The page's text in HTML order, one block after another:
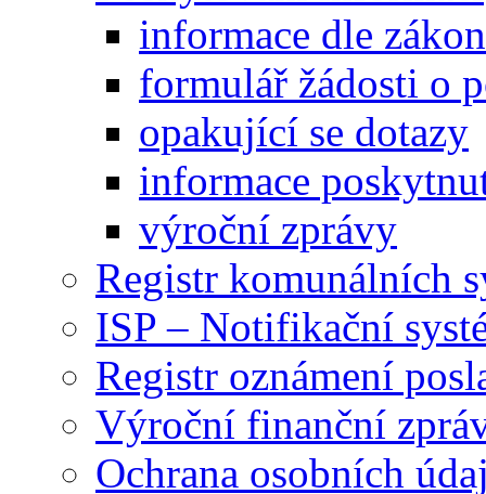
informace dle
formulář žádosti o
opakující se dotazy
informace
výroční zprávy
Registr komunálních
ISP – Notifikační
Registr oznámení
Výroční finanční
Ochrana osobních